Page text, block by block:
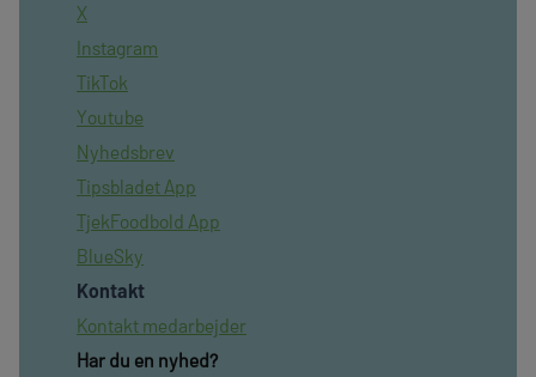
X
Instagram
TikTok
Youtube
Nyhedsbrev
Tipsbladet App
TjekFoodbold App
BlueSky
Kontakt
Kontakt medarbejder
Har du en nyhed?